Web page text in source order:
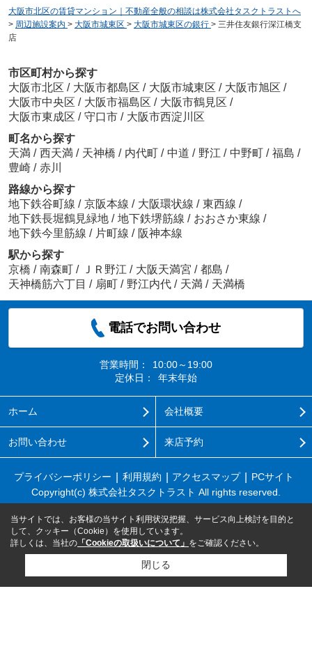
大阪市北区の賃貸マンション｜不動産全般の相談は株式会社タスクトラストへ
> 周辺施設案内 > 大阪市城東区 > 大阪市城東区の銀行 > 三井住友銀行深江橋支
店
市区町村から探す
大阪市北区 / 大阪市都島区 / 大阪市城東区 / 大阪市旭区 /
大阪市中央区 / 大阪市福島区 / 大阪市鶴見区 /
大阪市東成区 / 守口市 / 大阪市西淀川区
町名から探す
天満 / 西天満 / 天神橋 / 内代町 / 中道 / 野江 / 中野町 / 福島 /
豊崎 / 赤川
路線から探す
地下鉄谷町線 / 京阪本線 / 大阪環状線 / 東西線 /
地下鉄長堀鶴見緑地 / 地下鉄堺筋線 / おおさか東線 /
地下鉄今里筋線 / 片町線 / 阪神本線
駅から探す
京橋 / 南森町 / ＪＲ野江 / 大阪天満宮 / 都島 /
天神橋筋六丁目 / 扇町 / 野江内代 / 天満 / 天満橋
電話でお問い合わせ
営業時間：
10:00～19:00
定休日：
年末年始
ホーム 会社概要
お問い合わせ 来店予約
プライバシーポリシー 利用規約 アクセスマップ
PCサイト
Copyright(c) 株式会社タスクトラスト All rights reserved.
当サイトでは、お客様の当サイト利用状況把握、サービス向上検討を目的と
して、クッキー（Cookie）を使用しています。
詳しくは、当社の 「Cookieの取扱いについて」 をご確認ください。
閉じる